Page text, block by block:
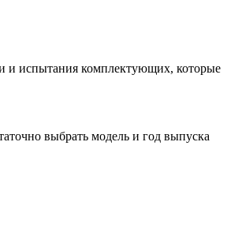
и испытания комплектующих, которые
выбрать модель и год выпуска